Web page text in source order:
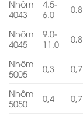
Nhôm
4043
4.5-
6.0
0,8
Nhôm
4045
9.0-
11.0
0,8
Nhôm
5005
0,3 0,7
Nhôm
5050
0,4 0,7